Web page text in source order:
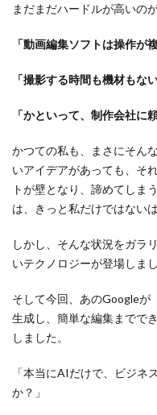
まだまだハードルが高いの
「動画編集ソフトは操作が
「撮影する時間も機材もな
「かといって、制作会社に
かつての私も、まさにそん
いアイデアがあっても、そ
トが壁となり、諦めてしま
は、きっと私だけではないは
しかし、そんな状況をガラ
いテクノロジーが登場しま
そして今回、あのGoogleが
生成し、簡単な編集までで
しました。
「本当にAIだけで、ビジネ
か？」